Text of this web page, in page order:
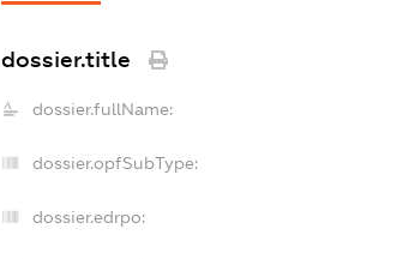
dossier.title
dossier.fullName:
dossier.opfSubType:
dossier.edrpo: